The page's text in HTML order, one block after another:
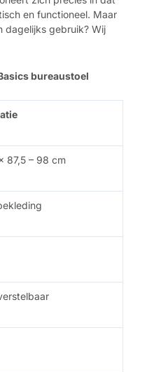
en functioneel. Maar
dagelijks gebruik? Wij
bureaustoel
87,5 – 98 cm